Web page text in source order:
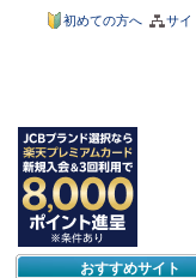
サイ
初めての方へ
おすすめサイト